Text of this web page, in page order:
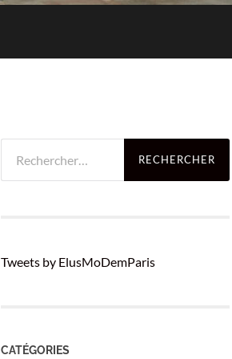
Tweets by ElusMoDemParis
CATÉGORIES